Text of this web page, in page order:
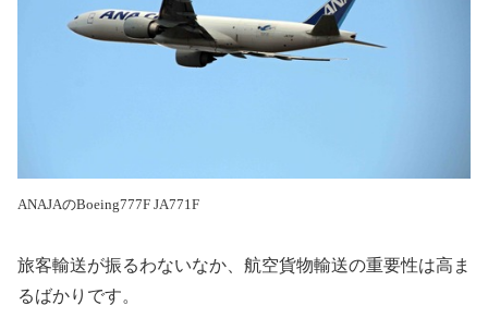
ANAJAのBoeing777F JA771F
旅客輸送が振るわないなか、航空貨物輸送の重要性は高ま
るばかりです。